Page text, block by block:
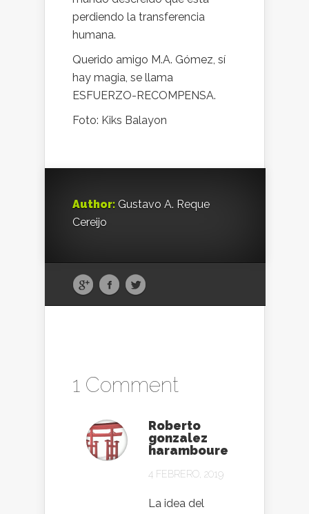
perdiendo la transferencia
humana.
Querido amigo M.A. Gómez, sí
hay magia, se llama
ESFUERZO-RECOMPENSA.
Foto: Kiks Balayon
Author: Gustavo A. Reque
Cereijo
1 Comment
Roberto
gonzalez
haramboure
4 FEBRERO, 2019
La idea del